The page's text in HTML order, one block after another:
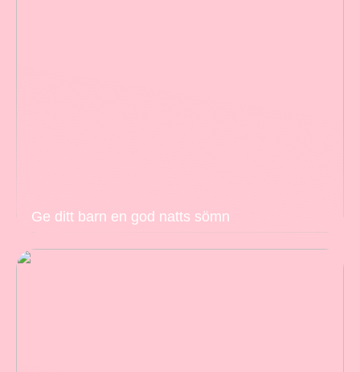
Ge ditt barn en god natts sömn